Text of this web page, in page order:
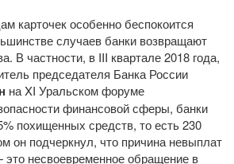
карточек особенно беспокоится
случаев банки возвращают
В частности, в III квартале 2018 года,
председателя Банка России
на XI Уральском форуме
финансовой сферы, банки
похищенных средств, то есть 230
он подчеркнул, что причина невыплат
несвоевременное обращение в